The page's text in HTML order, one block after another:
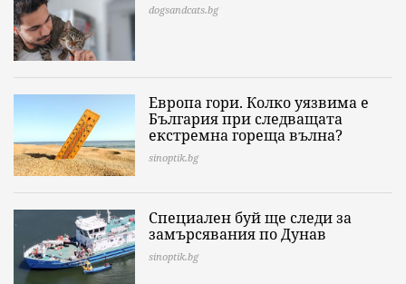
dogsandcats.bg
Европа гори. Колко уязвима е
България при следващата
екстремна гореща вълна?
sinoptik.bg
Специален буй ще следи за
замърсявания по Дунав
sinoptik.bg